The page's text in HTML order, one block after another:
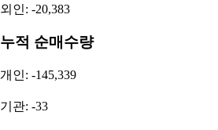
외인: -20,383
누적 순매수량
개인: -145,339
기관: -33